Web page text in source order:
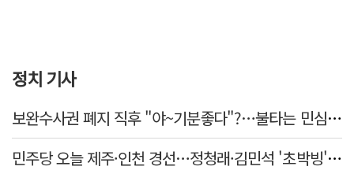
정치 기사
보완수사권 폐지 직후 "야~기분좋다"?…불타는 민심에 기름, 민주당 '말말말'[금주의 정치舌전]
민주당 오늘 제주·인천 경선…정청래·김민석 '초박빙' 승부